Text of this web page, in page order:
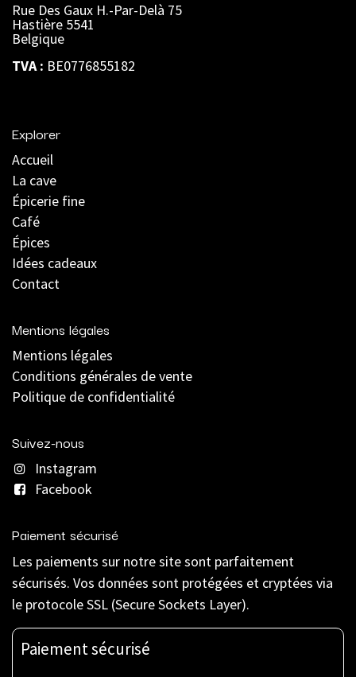
Rue Des Gaux H.-Par-Delà 75
Hastière 5541
Belgique
TVA : BE0776855182
Explorer
Accueil
La cave
Épicerie fine
Café
Épices
Idées cadeaux
Contact
Mentions légales
Mentions légales
Conditions générales de vente
Politique de confidentialité
Suivez-nous
Instagram
Facebook
Paiement sécurisé
Les paiements sur notre site sont parfaitement
sécurisés. Vos données sont protégées et cryptées via
le protocole SSL (Secure Sockets Layer).
Paiement sécurisé